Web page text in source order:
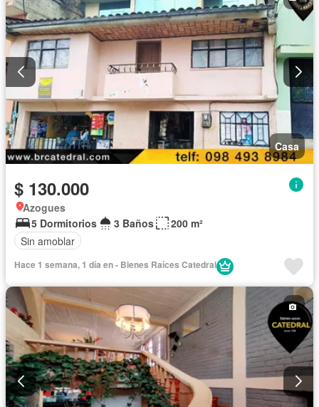
Casa
$ 130.000
Azogues
5 Dormitorios
3 Baños
200 m²
Sin amoblar
Hace 1 semana, 1 día en - Bienes Raíces Catedral